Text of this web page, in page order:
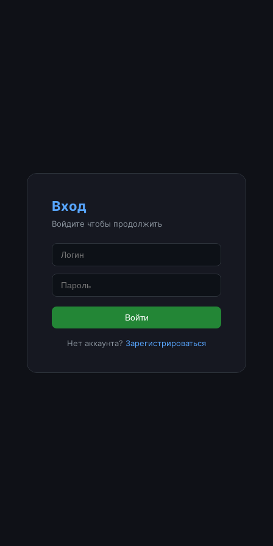
Вход
Войдите чтобы продолжить
Войти
Нет аккаунта? Зарегистрироваться